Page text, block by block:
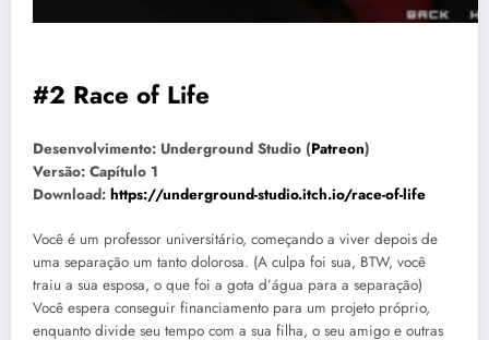
#2 Race of Life
Desenvolvimento: Underground Studio (Patreon)
Versão: Capítulo 1
Download: https://underground-studio.itch.io/race-of-life
Você é um professor universitário, começando a viver depois de
uma separação um tanto dolorosa. (A culpa foi sua, BTW, você
traiu a sua esposa, o que foi a gota d’água para a separação)
Você espera conseguir financiamento para um projeto próprio,
enquanto divide seu tempo com a sua filha, o seu amigo e outras